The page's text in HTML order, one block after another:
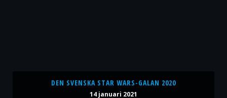
DEN SVENSKA STAR WARS-GALAN 2020
14 januari 2021